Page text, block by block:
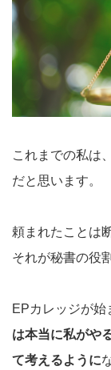
これまでの私は
だと思います。
頼まれたことは
それが秘書の役
EPカレッジが始
は本当に私がや
て考えるように